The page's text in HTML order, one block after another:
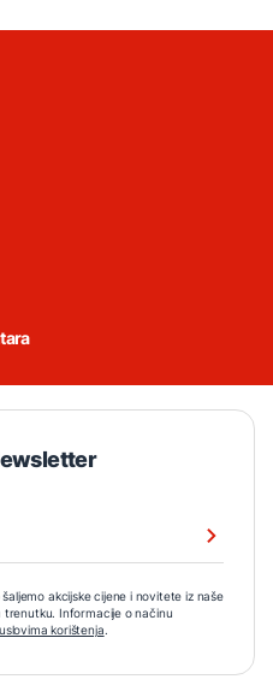
akcijske cijene i novitete iz naše
trenutku. Informacije o načinu
uslovima korištenja.